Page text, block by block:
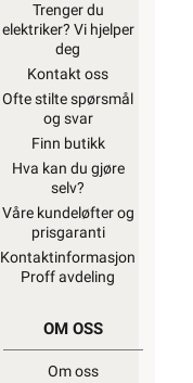
Trenger du
elektriker? Vi hjelper
deg
Kontakt oss
Ofte stilte spørsmål
og svar
Finn butikk
Hva kan du gjøre
selv?
Våre kundeløfter og
prisgaranti
Kontaktinformasjon
Proff avdeling
OM OSS
Om oss